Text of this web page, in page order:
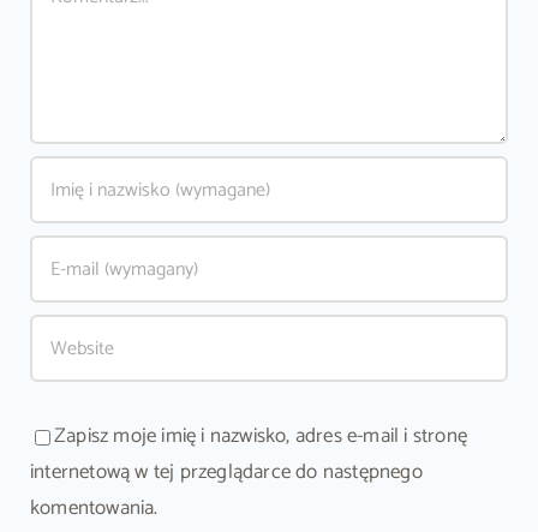
Zapisz moje imię i nazwisko, adres e-mail i stronę
internetową w tej przeglądarce do następnego
komentowania.